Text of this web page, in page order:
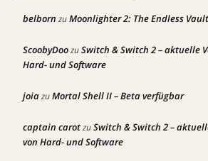
belborn zuMoonlighter 2: The Endless
ScoobyDoozuSwitch & Switch 2 – aktuelle
Hard- und Software
joiazuMortal Shell II – Beta verfügbar
captain carotzuSwitch & Switch 2 –
von Hard- und Software